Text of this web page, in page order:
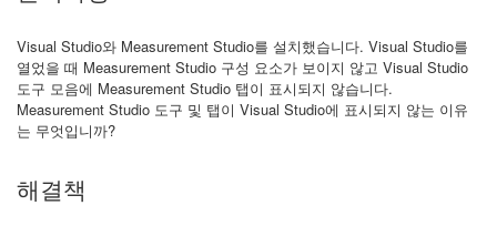
Visual Studio와 Measurement Studio를 설치했습니다. Visual Studio를
열었을 때 Measurement Studio 구성 요소가 보이지 않고 Visual Studio
도구 모음에 Measurement Studio 탭이 표시되지 않습니다.
Measurement Studio 도구 및 탭이 Visual Studio에 표시되지 않는 이유
는 무엇입니까?
해결책